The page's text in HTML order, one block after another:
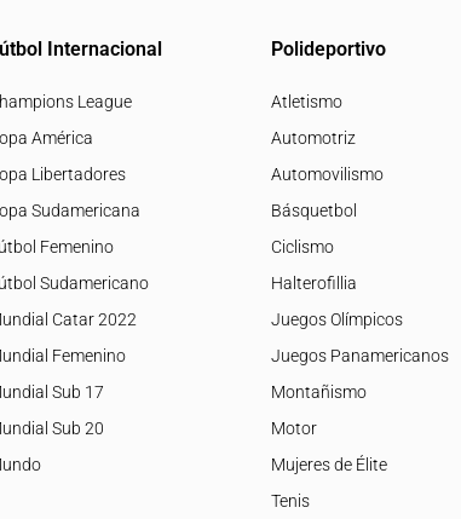
Internacional
League
América
Libertadores
Sudamericana
Femenino
Sudamericano
Catar 2022
Femenino
Sub 17
Sub 20
Polideportivo
Atletismo
Automotriz
Automovilismo
Básquetbol
Ciclismo
Halterofillia
Juegos Olímpicos
Juegos Panamericanos
Montañismo
Motor
Mujeres de Élite
Tenis